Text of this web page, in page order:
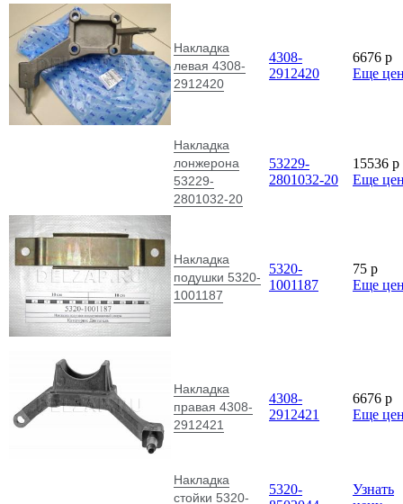
Накладка
левая 4308-
2912420
4308-
2912420
6676 p
Еще
Накладка
лонжерона
53229-
2801032-20
53229-
2801032-20
15536 p
Еще
Накладка
подушки 5320-
1001187
5320-
1001187
75 p
Еще
Накладка
правая 4308-
2912421
4308-
2912421
6676 p
Еще
Накладка
стойки 5320-
5320-
Узнать